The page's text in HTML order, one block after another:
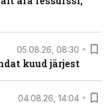
05.08.26, 08:30
kuud järjest
04.08.26, 14:04